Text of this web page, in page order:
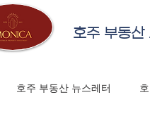
호주 부동산
호주 부동산 뉴스레터